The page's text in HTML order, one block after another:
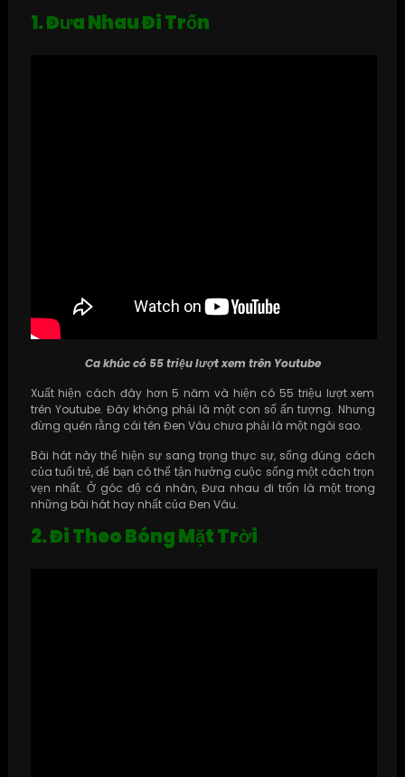
1. Đưa Nhau Đi Trốn
Ca khúc có 55 triệu lượt xem trên Youtube
Xuất hiện cách đây hơn 5 năm và hiện có 55 triệu lượt xem
trên Youtube. Đây không phải là một con số ấn tượng. Nhưng
đừng quên rằng cái tên Đen Vâu chưa phải là một ngôi sao.
Bài hát này thể hiện sự sang trọng thực sự, sống đúng cách
của tuổi trẻ, để bạn có thể tận hưởng cuộc sống một cách trọn
vẹn nhất. Ở góc độ cá nhân, Đưa nhau đi trốn là một trong
những bài hát hay nhất của Đen Vâu.
2. Đi Theo Bóng Mặt Trời